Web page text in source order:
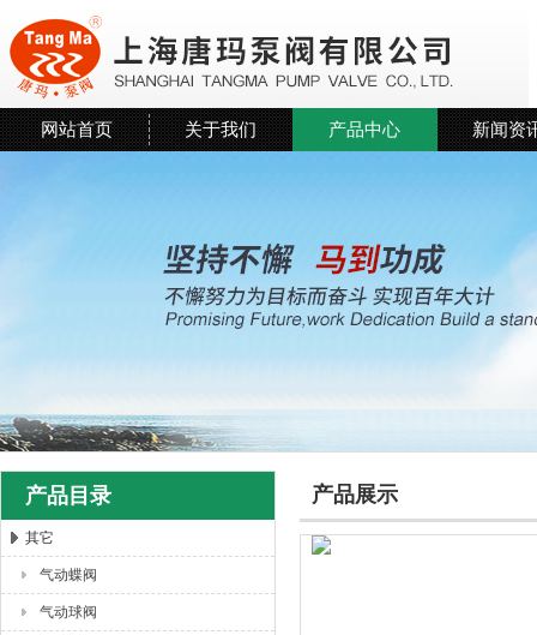
上海唐玛泵阀有限公司
网站首页 关于我们 产品中心 新闻资
产品目录
其它
气动蝶阀
气动球阀
产品展示